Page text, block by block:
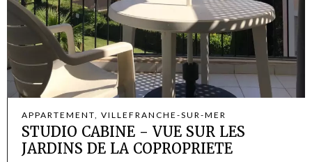
APPARTEMENT, VILLEFRANCHE-SUR-MER
STUDIO CABINE - VUE SUR LES
JARDINS DE LA COPROPRIETE